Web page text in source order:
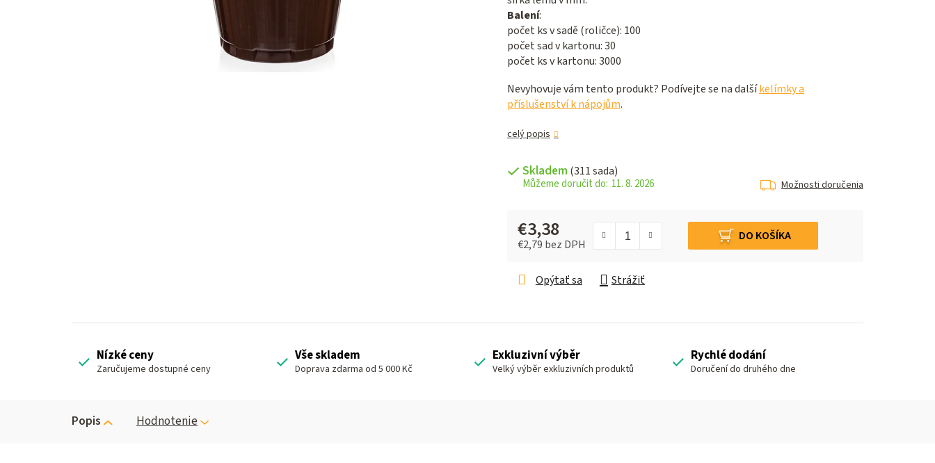
Balení:
počet ks v sadě (roličce): 100
počet sad v kartonu: 30
počet ks v kartonu: 3000
Nevyhovuje vám tento produkt? Podívejte se na dalšíkelímky a
příslušenství k nápojům.
celý popis
Skladem (311 sada)
11. 8. 2026 Možnosti doručenia
€3,38
€2,79 bez DPH
DO KOŠÍKA
Opýtať sa Strážiť
Nízké ceny
Zaručujeme dostupné ceny
Vše skladem
Doprava zdarma od 5 000 Kč
Exkluzivní výběr
Velký výběr exkluzivních produktů
Rychlé dodání
Doručení do druhého dne
Popis Hodnotenie